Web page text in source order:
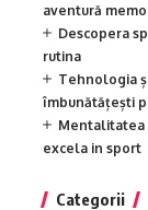
aventură
Descopera
rutina
Tehnologia
îmbunătățești
Mentalitatea
excela in sport
Categorii